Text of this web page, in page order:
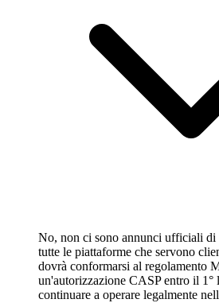
No, non ci sono annunci ufficiali di
tutte le piattaforme che servono
dovrà conformarsi al regolamento
un'autorizzazione CASP entro il 1°
continuare a operare legalmente